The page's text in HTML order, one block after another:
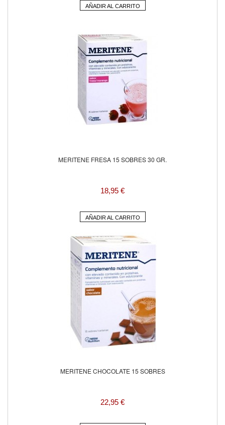
AÑADIR AL CARRITO
MERITENE FRESA 15 SOBRES 30 GR.
18,95 €
AÑADIR AL CARRITO
MERITENE CHOCOLATE 15 SOBRES
22,95 €